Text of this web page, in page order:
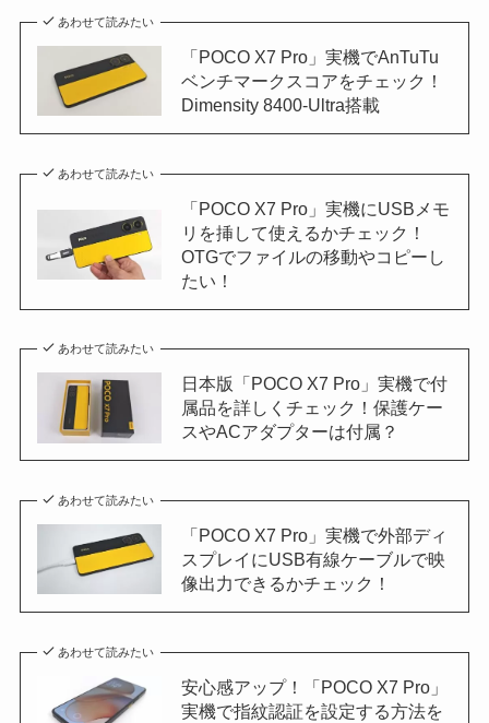
あわせて読みたい
「POCO X7 Pro」実機でAnTuTu
ベンチマークスコアをチェック！
Dimensity 8400-Ultra搭載
あわせて読みたい
「POCO X7 Pro」実機にUSBメモ
リを挿して使えるかチェック！
OTGでファイルの移動やコピーし
たい！
あわせて読みたい
日本版「POCO X7 Pro」実機で付
属品を詳しくチェック！保護ケー
スやACアダプターは付属？
あわせて読みたい
「POCO X7 Pro」実機で外部ディ
スプレイにUSB有線ケーブルで映
像出力できるかチェック！
あわせて読みたい
安心感アップ！「POCO X7 Pro」
実機で指紋認証を設定する方法を